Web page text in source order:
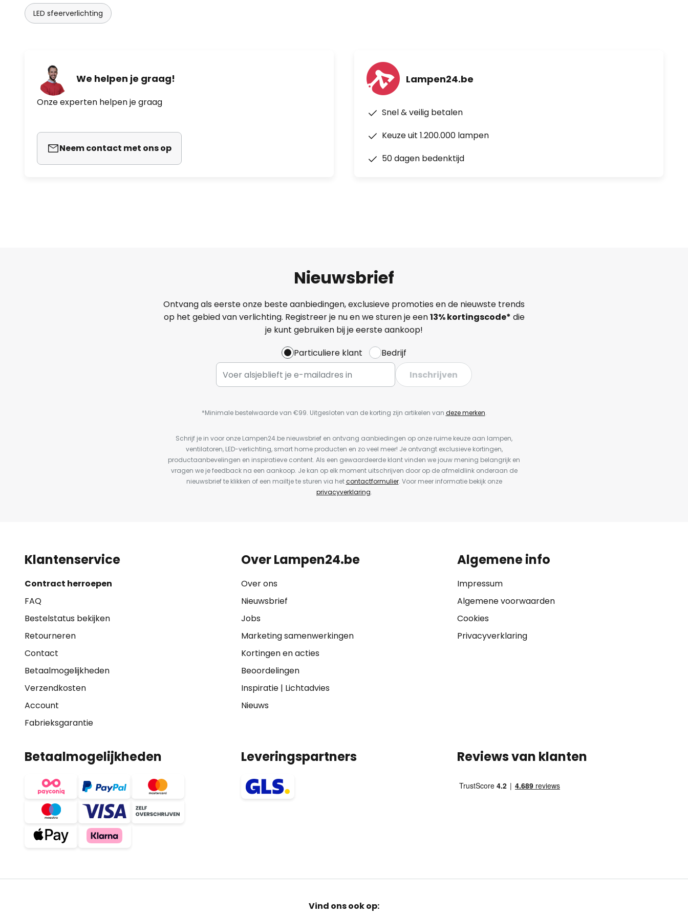
LED sfeerverlichting
We helpen je graag!
Onze experten helpen je graag
Neem contact met ons op
Lampen24.be
Snel & veilig betalen
Keuze uit 1.200.000 lampen
50 dagen bedenktijd
Nieuwsbrief
Ontvang als eerste onze beste aanbiedingen, exclusieve promoties en de nieuwste trends
op het gebied van verlichting. Registreer je nu en we sturen je een13%kortingscode* die
je kunt gebruiken bij je eerste aankoop!
Particuliere klant
Bedrijf
Inschrijven
*Minimale bestelwaarde van €99. Uitgesloten van de korting zijn artikelen van deze merken.
Schrijf je in voor onze Lampen24.be nieuwsbrief en ontvang aanbiedingen op onze ruime keuze aan lampen,
ventilatoren, LED-verlichting, smart home producten en zo veel meer! Je ontvangt exclusieve kortingen,
productaanbevelingen en inspiratieve content. Als een gewaardeerde klant vinden we jouw mening belangrijk en
vragen we je feedback na een aankoop. Je kan op elk moment uitschrijven door op de afmeldlink onderaan de
nieuwsbrief te klikken of een mailtje te sturen via hetcontactformulier. Voor meer informatie bekijk onze
privacyverklaring.
Klantenservice
Contract herroepen
FAQ
Bestelstatus bekijken
Retourneren
Contact
Betaalmogelijkheden
Verzendkosten
Account
Fabrieksgarantie
Over Lampen24.be
Over ons
Nieuwsbrief
Jobs
Marketing samenwerkingen
Kortingen en acties
Beoordelingen
Inspiratie| Lichtadvies
Nieuws
Algemene info
Impressum
Algemene voorwaarden
Cookies
Privacyverklaring
Betaalmogelijkheden Leveringspartners Reviews van klanten
Vind ons ook op: